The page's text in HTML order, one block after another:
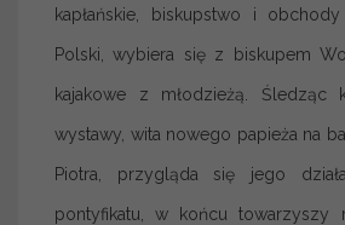
kapłańskie, biskupstwo i
Polski, wybiera się z biskupem
kajakowe z młodzieżą. Śledząc
wystawy, wita nowego papieża na
Piotra, przygląda się jego
pontyfikatu, w końcu